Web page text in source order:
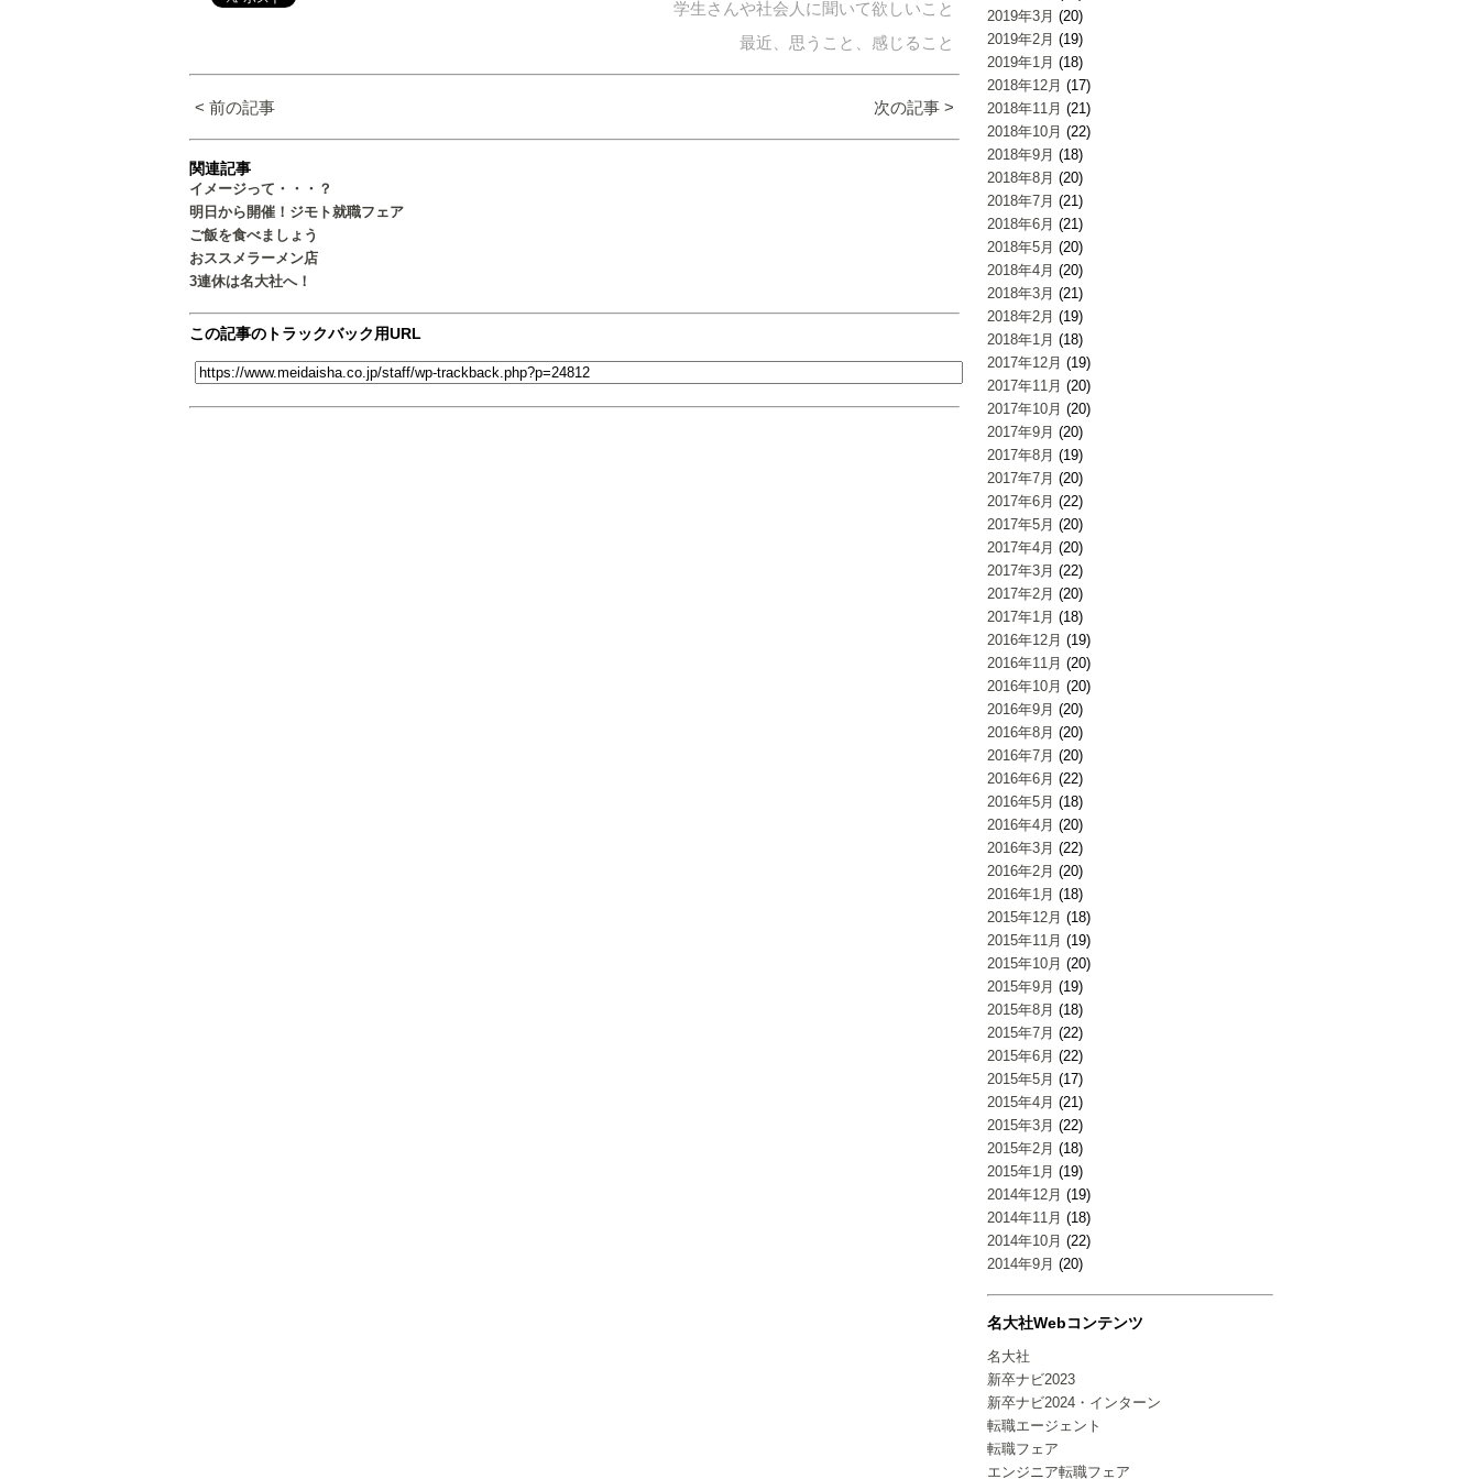
2019年3月 (20)
2019年2月 (19)
2019年1月 (18)
2018年12月 (17)
2018年11月 (21)
2018年10月 (22)
2018年9月 (18)
2018年8月 (20)
2018年7月 (21)
2018年6月 (21)
2018年5月 (20)
2018年4月 (20)
2018年3月 (21)
2018年2月 (19)
2018年1月 (18)
2017年12月 (19)
2017年11月 (20)
2017年10月 (20)
2017年9月 (20)
2017年8月 (19)
2017年7月 (20)
2017年6月 (22)
2017年5月 (20)
2017年4月 (20)
2017年3月 (22)
2017年2月 (20)
2017年1月 (18)
2016年12月 (19)
2016年11月 (20)
2016年10月 (20)
2016年9月 (20)
2016年8月 (20)
2016年7月 (20)
2016年6月 (22)
2016年5月 (18)
2016年4月 (20)
2016年3月 (22)
2016年2月 (20)
2016年1月 (18)
2015年12月 (18)
2015年11月 (19)
2015年10月 (20)
2015年9月 (19)
2015年8月 (18)
2015年7月 (22)
2015年6月 (22)
2015年5月 (17)
2015年4月 (21)
2015年3月 (22)
2015年2月 (18)
2015年1月 (19)
2014年12月 (19)
2014年11月 (18)
2014年10月 (22)
2014年9月 (20)
名大社Webコンテンツ
名大社
新卒ナビ2023
新卒ナビ2024・インターン
転職エージェント
転職フェア
エンジニア転職フェア
学生さんや社会人に聞いて欲しいこと
最近、思うこと、感じること
< 前の記事 次の記事 >
関連記事
イメージって・・・？
明日から開催！ジモト就職フェア
ご飯を食べましょう
おススメラーメン店
3連休は名大社へ！
この記事のトラックバック用URL